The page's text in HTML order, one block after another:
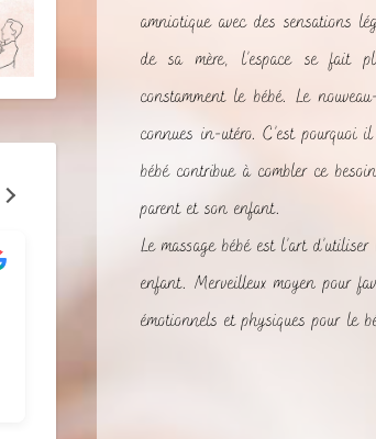
Nadège JURY
17/10/2025
Nous avons vécu un
moment hors du
L C
Nous
grande
vivre
douceur
amniotique avec des sensations
de sa mère, l’espace se fait
constamment le bébé. Le
connues in-utéro. C’est pourquoi
bébé contribue à combler ce
parent et son enfant.
Le massage bébé est l’art
enfant. Merveilleux moyen pour
émotionnels et physiques pour le